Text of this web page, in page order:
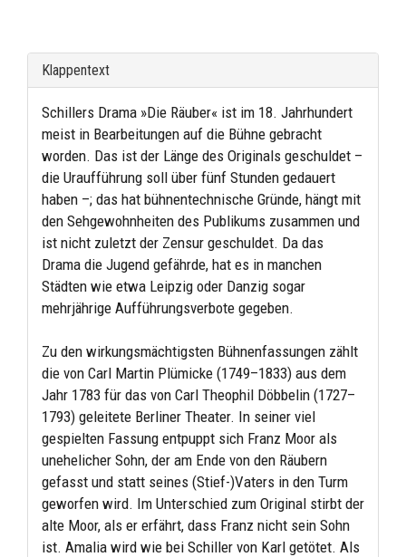
Klappentext
Schillers Drama »Die Räuber« ist im 18. Jahrhundert
meist in Bearbeitungen auf die Bühne gebracht
worden. Das ist der Länge des Originals geschuldet –
die Uraufführung soll über fünf Stunden gedauert
haben –; das hat bühnentechnische Gründe, hängt mit
den Sehgewohnheiten des Publikums zusammen und
ist nicht zuletzt der Zensur geschuldet. Da das
Drama die Jugend gefährde, hat es in manchen
Städten wie etwa Leipzig oder Danzig sogar
mehrjährige Aufführungsverbote gegeben.
Zu den wirkungsmächtigsten Bühnenfassungen zählt
die von Carl Martin Plümicke (1749–1833) aus dem
Jahr 1783 für das von Carl Theophil Döbbelin (1727–
1793) geleitete Berliner Theater. In seiner viel
gespielten Fassung entpuppt sich Franz Moor als
unehelicher Sohn, der am Ende von den Räubern
gefasst und statt seines (Stief-)Vaters in den Turm
geworfen wird. Im Unterschied zum Original stirbt der
alte Moor, als er erfährt, dass Franz nicht sein Sohn
ist. Amalia wird wie bei Schiller von Karl getötet. Als